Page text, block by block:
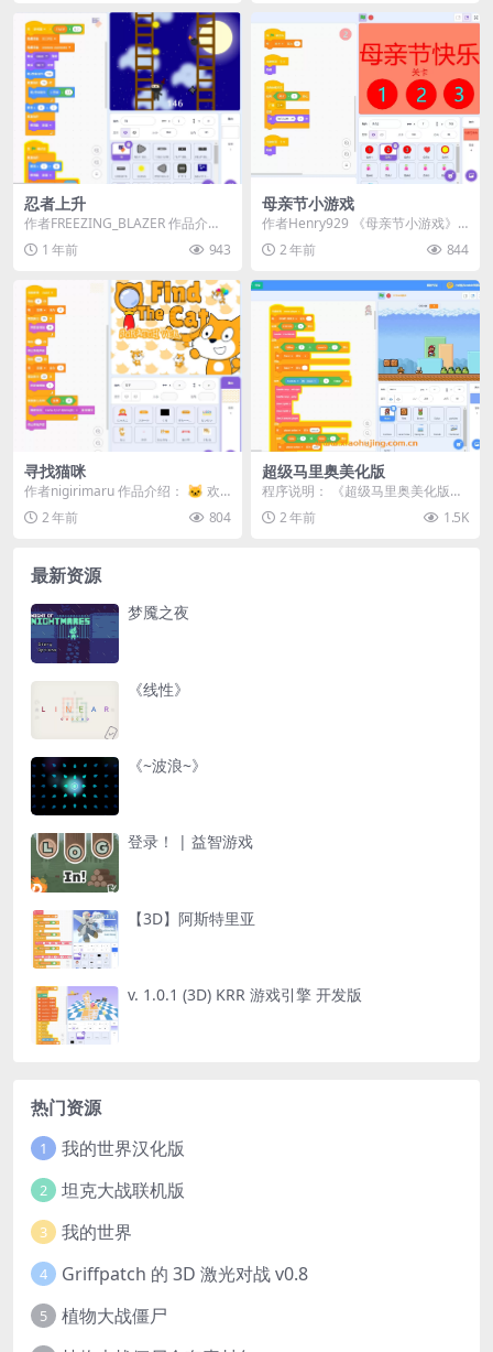
忍者上升
作者FREEZING_BLAZER 作品介
绍： 🔼 躲避炸弹，收集金币，挑
战极限...
1 年前 943
母亲节小游戏
作者Henry929 《母亲节小游戏》
是一款温馨感人的Scratch作品，专
为庆...2 年前 844
寻找猫咪
作者nigirimaru 作品介绍： 🐱 欢
迎来到《寻找猫咪》！ 在这款趣味
十足...2 年前 804
超级马里奥美化版
程序说明： 《超级马里奥美化版》
是一个基于Scratch平台制作的经典
游戏重构项...
2 年前 1.5K
最新资源
梦魇之夜
《线性》
《~波浪~》
登录！ | 益智游戏
【3D】阿斯特里亚
v. 1.0.1 (3D) KRR 游戏引擎 开发版
热门资源
1 我的世界汉化版
2 坦克大战联机版
3 我的世界
4 Griffpatch 的 3D 激光对战 v0.8
5 植物大战僵尸